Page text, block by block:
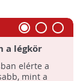
a légkör
elérte a
mint a